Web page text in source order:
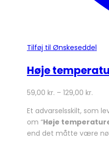
Tilføj til Ønskeseddel
Høje
59,00 kr. – 129,00 kr.
Et advarselsskilt, som
om “Høje
end det måtte være